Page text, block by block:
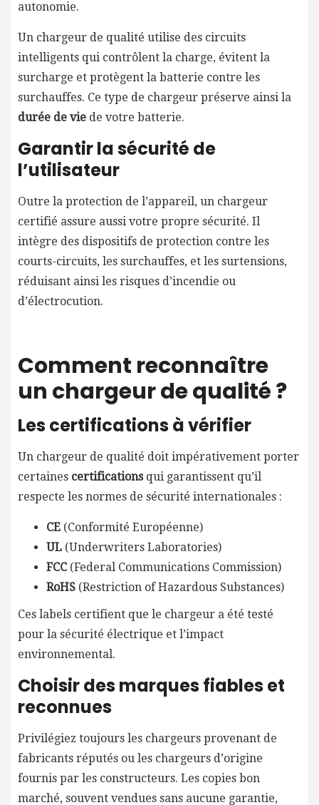
autonomie.
Un chargeur de qualité utilise des circuits
intelligents qui contrôlent la charge, évitent la
surcharge et protègent la batterie contre les
surchauffes. Ce type de chargeur préserve ainsi la
durée de vie de votre batterie.
Garantir la sécurité de
l’utilisateur
Outre la protection de l’appareil, un chargeur
certifié assure aussi votre propre sécurité. Il
intègre des dispositifs de protection contre les
courts-circuits, les surchauffes, et les surtensions,
réduisant ainsi les risques d’incendie ou
d’électrocution.
Comment reconnaître
un chargeur de qualité ?
Les certifications à vérifier
Un chargeur de qualité doit impérativement porter
certaines certificationsqui garantissent qu’il
respecte les normes de sécurité internationales :
CE (Conformité Européenne)
UL (Underwriters Laboratories)
FCC (Federal Communications Commission)
RoHS (Restriction of Hazardous Substances)
Ces labels certifient que le chargeur a été testé
pour la sécurité électrique et l’impact
environnemental.
Choisir des marques fiables et
reconnues
Privilégiez toujours les chargeurs provenant de
fabricants réputés ou les chargeurs d’origine
fournis par les constructeurs. Les copies bon
marché, souvent vendues sans aucune garantie,